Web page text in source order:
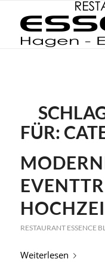
FÜR:
RESTAURANT ESSENCE
Weiterlesen